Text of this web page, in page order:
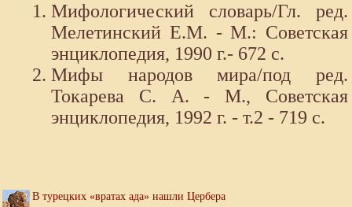
Мифологический словарь/Гл. ред.
Мелетинский Е.М. - М.: Советская
энциклопедия, 1990 г.- 672 с.
Мифы народов мира/под ред.
Токарева С. А. - М., Советская
энциклопедия, 1992 г. - т.2 - 719 с.
В турецких «вратах ада» нашли Цербера